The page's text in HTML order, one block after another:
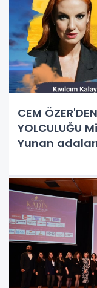
CEM
YOLCULUĞU
Yunan